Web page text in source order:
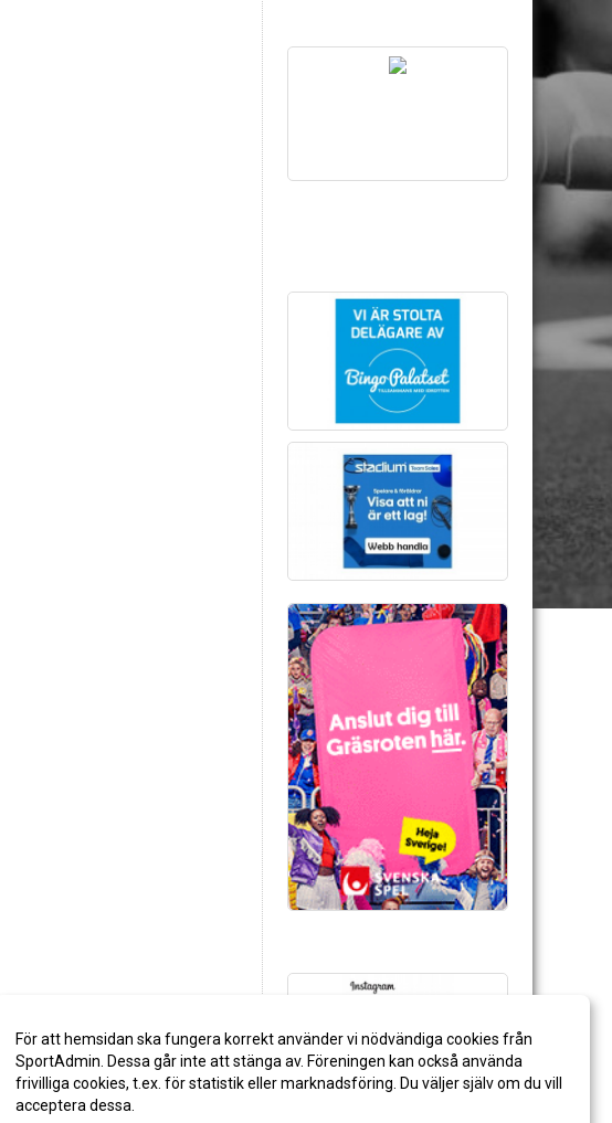
För att hemsidan ska fungera korrekt använder vi nödvändiga cookies från
SportAdmin. Dessa går inte att stänga av. Föreningen kan också använda
frivilliga cookies, t.ex. för statistik eller marknadsföring. Du väljer själv om du vill
acceptera dessa.